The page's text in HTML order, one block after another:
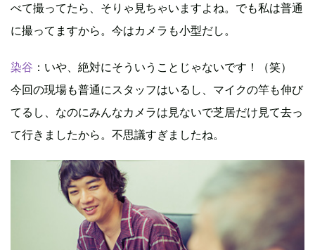
べて撮ってたら、そりゃ見ちゃいますよね。でも私は普通
に撮ってますから。今はカメラも小型だし。
染谷 ：いや、絶対にそういうことじゃないです！（笑）
今回の現場も普通にスタッフはいるし、マイクの竿も伸び
てるし、なのにみんなカメラは見ないで芝居だけ見て去っ
て行きましたから。不思議すぎましたね。